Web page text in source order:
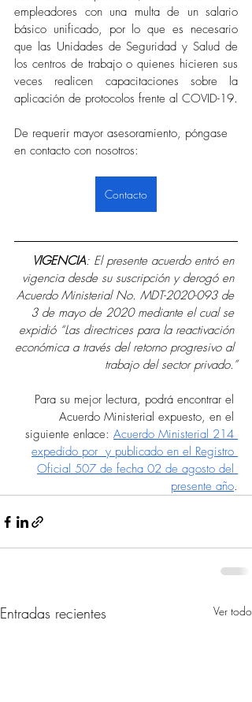
empleadores con una multa de un salario
básico unificado, por lo que es necesario
que las Unidades de Seguridad y Salud de
los centros de trabajo o quienes hicieren sus
veces realicen capacitaciones sobre la
aplicación de protocolos frente al COVID-19.
De requerir mayor asesoramiento, póngase
en contacto con nosotros:
Contacto
VIGENCIA: El presente acuerdo entró en
vigencia desde su suscripción y derogó en
Acuerdo Ministerial No. MDT-2020-093 de
3 de mayo de 2020 mediante el cual se
expidió “Las directrices para la reactivación
económica a través del retorno progresivo al
trabajo del sector privado.”
Para su mejor lectura, podrá encontrar el
Acuerdo Ministerial expuesto, en el
siguiente enlace: Acuerdo Ministerial 214
expedido por  y publicado en el Registro
Oficial 507 de fecha 02 de agosto del
presente año.
Entradas recientes Ver todo